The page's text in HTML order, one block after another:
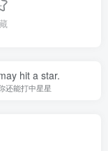
hit a star.
还能打中星星